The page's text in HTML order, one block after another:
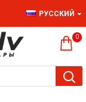
РУССКИЙ
0